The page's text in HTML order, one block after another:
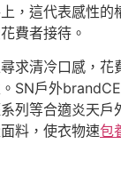
，這代表感性的
費者接待。
求清冷口感，花
SN戶外
列等合適炎天戶
料，使衣物速包